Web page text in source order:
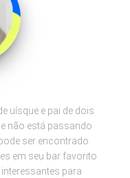
uísque e pai de dois
não está passando
ser encontrado
em seu bar favorito
para